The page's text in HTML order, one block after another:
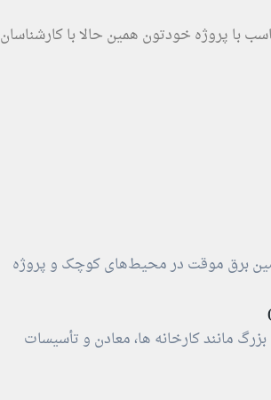
با پروژه خودتون همین حالا با کارشناسان
برق موقت در محیط‌های کوچک و پروژه‌
مانند کارخانه‌ ها، معادن و تأسیسات